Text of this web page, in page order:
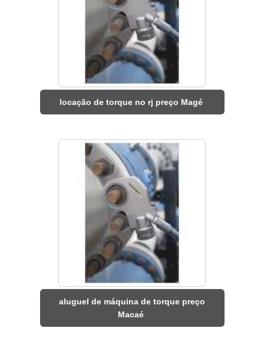
locação de torque no rj preço Magé
aluguel de máquina de torque preço
Macaé